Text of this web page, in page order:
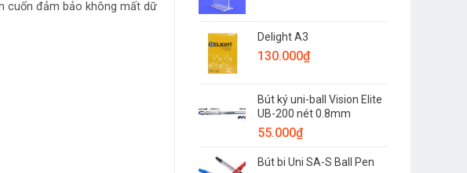
Delight A3
130.000₫
Bút ký uni-ball Vision Elite
UB-200 nét 0.8mm
55.000₫
Bút bi Uni SA-S Ball Pen
cuốn đảm bảo không mất dữ